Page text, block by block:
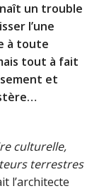
un trouble
l’une
à toute
tout à fait
et
culturelle,
terrestres
l’architecte